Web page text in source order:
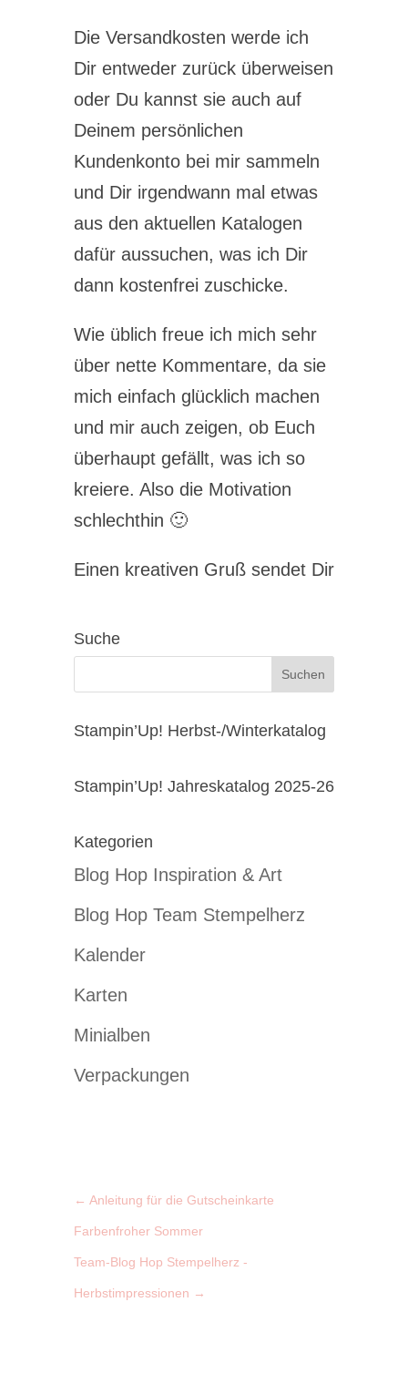
Die Versandkosten werde ich
Dir entweder zurück überweisen
oder Du kannst sie auch auf
Deinem persönlichen
Kundenkonto bei mir sammeln
und Dir irgendwann mal etwas
aus den aktuellen Katalogen
dafür aussuchen, was ich Dir
dann kostenfrei zuschicke.
Wie üblich freue ich mich sehr
über nette Kommentare, da sie
mich einfach glücklich machen
und mir auch zeigen, ob Euch
überhaupt gefällt, was ich so
kreiere. Also die Motivation
schlechthin 🙂
Einen kreativen Gruß sendet Dir
Suche
Stampin’Up! Herbst-/Winterkatalog
Stampin’Up! Jahreskatalog 2025-26
Kategorien
Blog Hop Inspiration & Art
Blog Hop Team Stempelherz
Kalender
Karten
Minialben
Verpackungen
← Anleitung für die Gutscheinkarte
Farbenfroher Sommer
Team-Blog Hop Stempelherz -
Herbstimpressionen →